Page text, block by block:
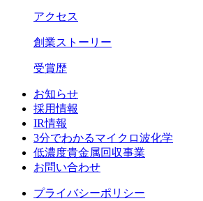
アクセス
創業ストーリー
受賞歴
お知らせ
採用情報
IR情報
3分でわかるマイクロ波化学
低濃度貴金属回収事業​
お問い合わせ
プライバシーポリシー